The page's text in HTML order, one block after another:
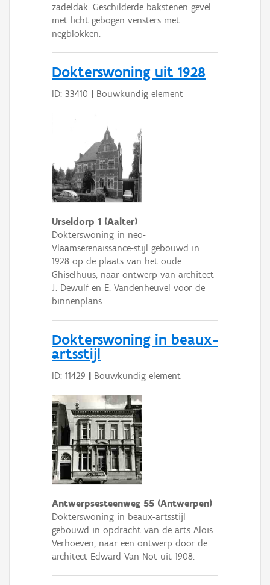
zadeldak. Geschilderde bakstenen gevel
met licht gebogen vensters met
negblokken.
Dokterswoning uit 1928
ID: 33410 | Bouwkundig element
Urseldorp 1 (Aalter)
Dokterswoning in neo-
Vlaamserenaissance-stijl gebouwd in
1928 op de plaats van het oude
Ghiselhuus, naar ontwerp van architect
J. Dewulf en E. Vandenheuvel voor de
binnenplans.
Dokterswoning in beaux-
artsstijl
ID: 11429 Bouwkundig element
Antwerpsesteenweg 55 (Antwerpen)
Dokterswoning in beaux-artsstijl
gebouwd in opdracht van de arts Alois
Verhoeven, naar een ontwerp door de
architect Edward Van Not uit 1908.